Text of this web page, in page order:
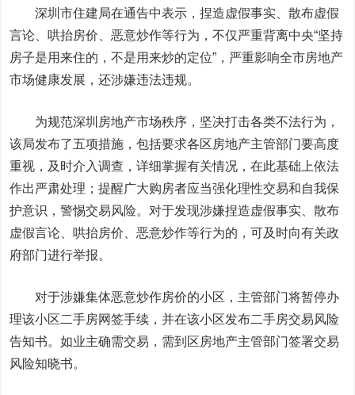
深圳市住建局在通告中表示，捏造虚假事实、散布虚假
言论、哄抬房价、恶意炒作等行为，不仅严重背离中央“坚持
房子是用来住的，不是用来炒的定位”，严重影响全市房地产
市场健康发展，还涉嫌违法违规。
为规范深圳房地产市场秩序，坚决打击各类不法行为，
该局发布了五项措施，包括要求各区房地产主管部门要高度
重视，及时介入调查，详细掌握有关情况，在此基础上依法
作出严肃处理；提醒广大购房者应当强化理性交易和自我保
护意识，警惕交易风险。对于发现涉嫌捏造虚假事实、散布
虚假言论、哄抬房价、恶意炒作等行为的，可及时向有关政
府部门进行举报。
对于涉嫌集体恶意炒作房价的小区，主管部门将暂停办
理该小区二手房网签手续，并在该小区发布二手房交易风险
告知书。如业主确需交易，需到区房地产主管部门签署交易
风险知晓书。